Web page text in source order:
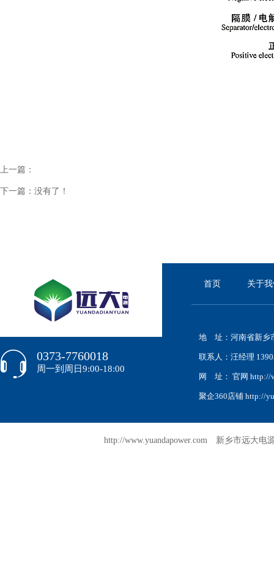
上一篇：
下一篇： 没有了！
首页 关于
地 址：河南省新乡
联系人：汪经理
网 址： 官网 http://
聚企360店铺 http://
0373-7760018
周一到周日9:00-18:00
http://www.yuandapower.com 新乡市远大